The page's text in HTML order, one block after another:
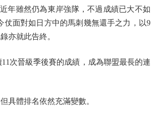
雖然仍為東岸強隊，不過成績已大不如
面對如日方中的馬刺幾無還手之力，以9
亦就此告終。
次晉級季後賽的成績，成為聯盟最長的連
體排名依然充滿變數。